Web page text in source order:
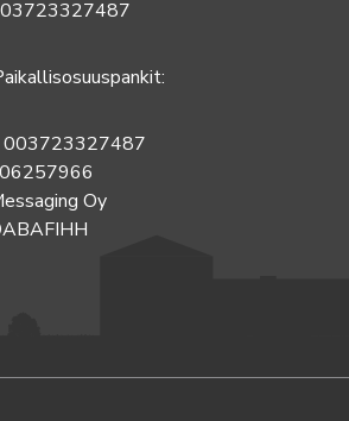
003723327487
Oy